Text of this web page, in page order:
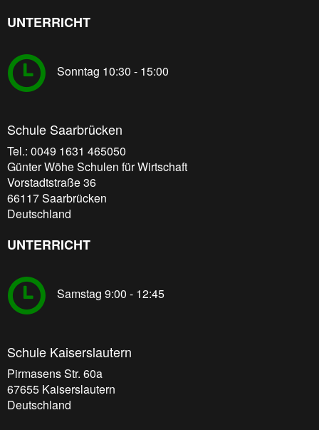
UNTERRICHT
Sonntag 10:30 - 15:00
Schule Saarbrücken
Tel.: 0049 1631 465050
Günter Wöhe Schulen für Wirtschaft
Vorstadtstraße 36
66117Saarbrücken
Deutschland
UNTERRICHT
Samstag 9:00 - 12:45
Schule Kaiserslautern
Pirmasens Str. 60a
67655 Kaiserslautern
Deutschland